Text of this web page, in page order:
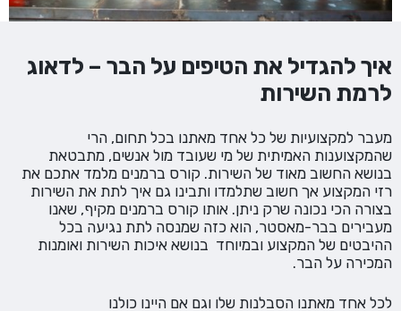
איך להגדיל את הטיפים על הבר – לדאוג
לרמת השירות
מעבר למקצועיות של כל אחד מאתנו בכל תחום, הרי
שהמקצוענות האמיתית של מי שעובד מול אנשים, מתבטאת
בנושא החשוב מאוד של השירות. קורס ברמנים מלמד אתכם את
רזי המקצוע אך חשוב שתלמדו ותבינו גם איך לתת את השירות
בצורה הכי נכונה שרק ניתן. אותו קורס ברמנים מקיף, שאנו
מעבירים בבר-מאסטר, הוא כזה שמנסה לתת נגיעה בכל
ההיבטים של המקצוע ובמיוחד בנושא איכות השירות ואומנות
המכירה על הבר.
לכל אחד מאתנו הסבלנות שלו וגם אם היינו כולנו